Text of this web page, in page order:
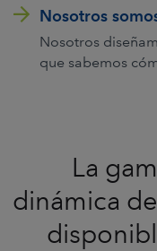
Nosotros
Nosotros
que sabemos
La
dinámica